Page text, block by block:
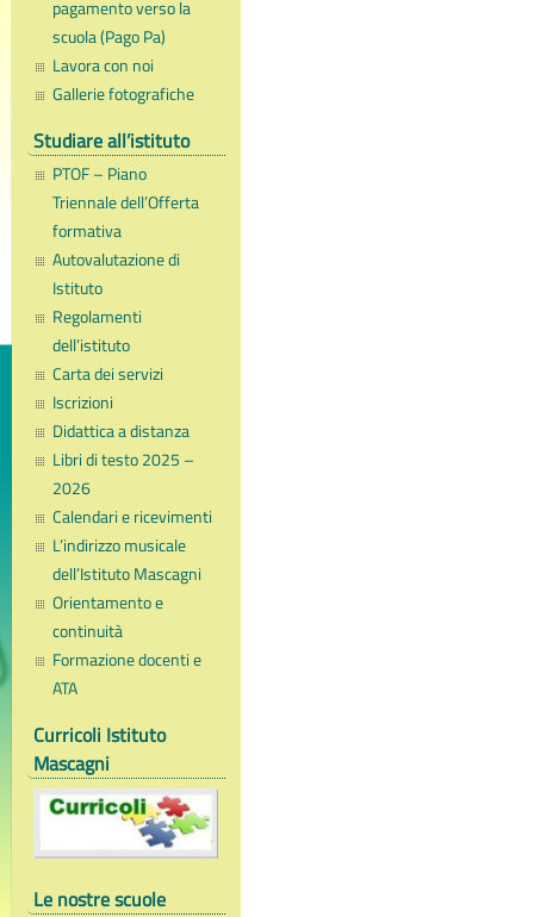
pagamento verso la
scuola (Pago Pa)
Lavora con noi
Gallerie fotografiche
Studiare all’istituto
PTOF – Piano
Triennale dell’Offerta
formativa
Autovalutazione di
Istituto
Regolamenti
dell’istituto
Carta dei servizi
Iscrizioni
Didattica a distanza
Libri di testo 2025 –
2026
Calendari e ricevimenti
L’indirizzo musicale
dell’Istituto Mascagni
Orientamento e
continuità
Formazione docenti e
ATA
Curricoli Istituto
Mascagni
Le nostre scuole